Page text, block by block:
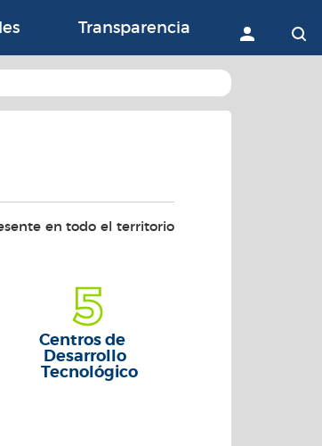
la Agricultura,
Transparencia Acceder
en todo el territorio
5
Centros de
Desarrollo
Tecnológico